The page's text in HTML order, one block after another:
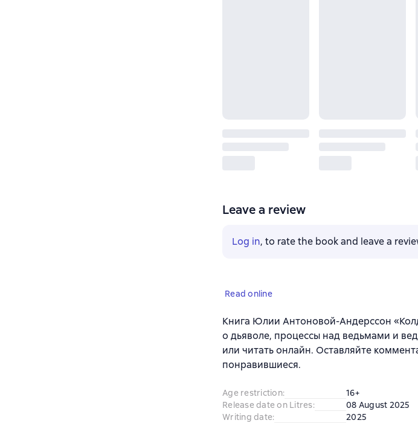
Leave a review
Log in, to rate the book and leave a
Read online
Книга Юлии Антоновой-Андерссон
о дьяволе, процессы над ведьмами и
или читать онлайн. Оставляйте
понравившиеся.
Age restriction:
16+
Release date on Litres:
08 August 2025
Writing date:
2025